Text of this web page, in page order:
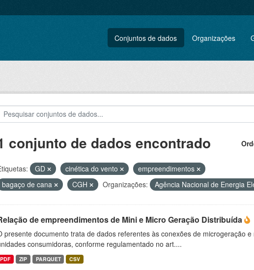
Conjuntos de dados Organizações
conjunto de dados encontrado
GD cinética do vento
empreendimentos
bagaço de cana
CGH Organizações: Agência Nacional de Energia
de empreendimentos de Mini e Micro Geração Distribuída
presente documento trata de dados referentes às conexões de microgeração
consumidoras, conforme regulamentado no art....
PDF ZIP PARQUET CSV